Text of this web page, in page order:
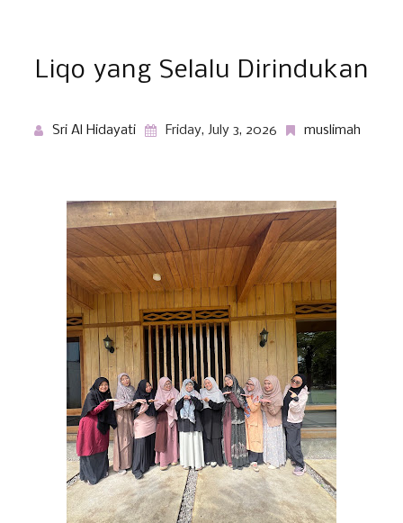
Liqo yang Selalu Dirindukan
Sri Al Hidayati Friday, July 3, 2026 muslimah